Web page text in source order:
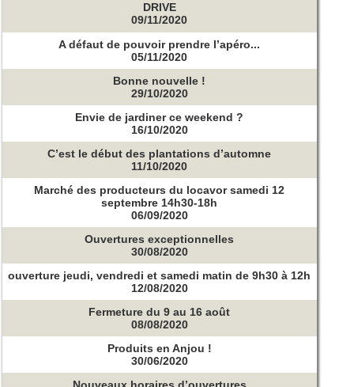
DRIVE
09/11/2020
A défaut de pouvoir prendre l’apéro...
05/11/2020
Bonne nouvelle !
29/10/2020
Envie de jardiner ce weekend ?
16/10/2020
C’est le début des plantations d’automne
11/10/2020
Marché des producteurs du locavor samedi 12
septembre 14h30-18h
06/09/2020
Ouvertures exceptionnelles
30/08/2020
ouverture jeudi, vendredi et samedi matin de 9h30 à 12h
12/08/2020
Fermeture du 9 au 16 août
08/08/2020
Produits en Anjou !
30/06/2020